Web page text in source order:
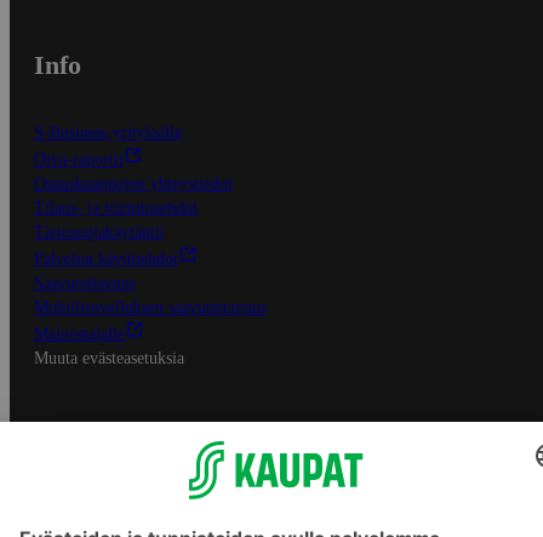
Info
S-Business yrityksille
Oiva-raportit
Osuuskauppojen yhteystiedot
Tilaus- ja toimitusehdot
Tietosuojakäytäntö
Palvelun käyttöehdot
Saavutettavuus
Mobiilisovelluksen saavutettavuus
Mainostajalle
Muuta evästeasetuksia
S-ryhmän palvelut